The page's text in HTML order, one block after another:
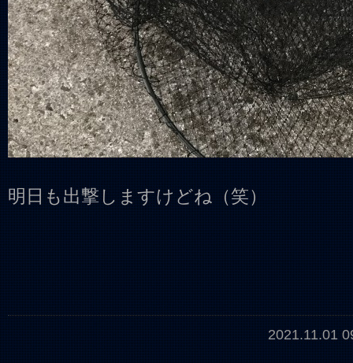
明日も出撃しますけどね（笑）
2021.11.01